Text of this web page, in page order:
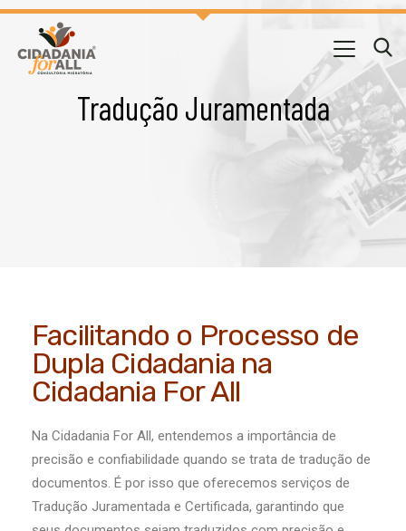
Tradução Juramentada
Facilitando o Processo de
Dupla Cidadania na
Cidadania For All
Na Cidadania For All, entendemos a importância de
precisão e confiabilidade quando se trata de tradução de
documentos. É por isso que oferecemos serviços de
Tradução Juramentada e Certificada, garantindo que